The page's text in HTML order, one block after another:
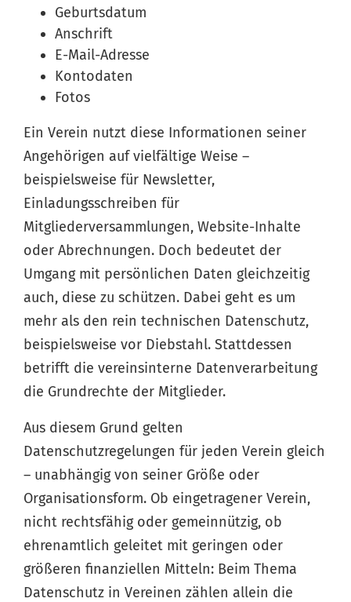
Geburtsdatum
Anschrift
E-Mail-Adresse
Kontodaten
Fotos
Ein Verein nutzt diese Informationen seiner
Angehörigen auf vielfältige Weise –
beispielsweise für Newsletter,
Einladungsschreiben für
Mitgliederversammlungen, Website-Inhalte
oder Abrechnungen. Doch bedeutet der
Umgang mit persönlichen Daten gleichzeitig
auch, diese zu schützen. Dabei geht es um
mehr als den rein technischen Datenschutz,
beispielsweise vor Diebstahl. Stattdessen
betrifft die vereinsinterne Datenverarbeitung
die Grundrechte der Mitglieder.
Aus diesem Grund gelten
Datenschutzregelungen für jeden Verein gleich
– unabhängig von seiner Größe oder
Organisationsform. Ob eingetragener Verein,
nicht rechtsfähig oder gemeinnützig, ob
ehrenamtlich geleitet mit geringen oder
größeren finanziellen Mitteln: Beim Thema
Datenschutz in Vereinen zählen allein die